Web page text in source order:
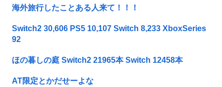
海外旅行したことある人来て！！！
Switch2 30,606 PS5 10,107 Switch 8,233 XboxSeries
92
ほの暮しの庭 Switch2 21965本 Switch 12458本
AT限定とかだせーよな